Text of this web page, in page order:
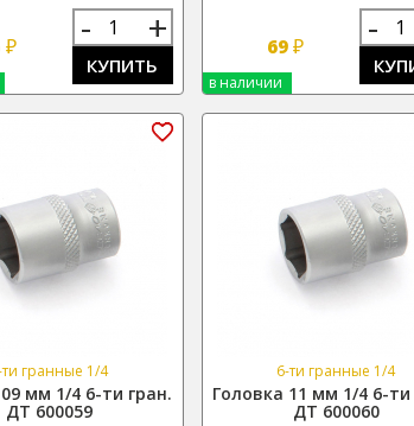
₽ - +
КУПИТЬ
69₽ -
в наличии
ти гранные 1/4
мм 1/4 6-ти гран.
ДТ 600059
6-ти гранные 1/4
Головка 11 мм 1/4 6-ти
ДТ 600060